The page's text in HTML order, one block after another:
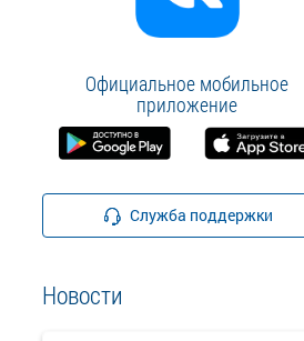
Официальное мобильное
приложение
Служба поддержки
Новости